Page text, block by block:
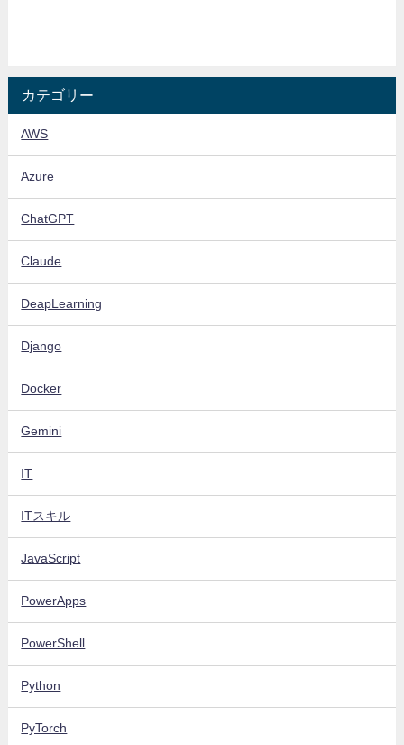
カテゴリー
AWS
Azure
ChatGPT
Claude
DeapLearning
Django
Docker
Gemini
IT
ITスキル
JavaScript
PowerApps
PowerShell
Python
PyTorch